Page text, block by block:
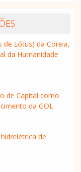
de Lótus) da Coreia,
da Humanidade
de Capital como
da GOL
de